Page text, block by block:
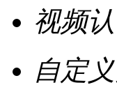
视频
自定